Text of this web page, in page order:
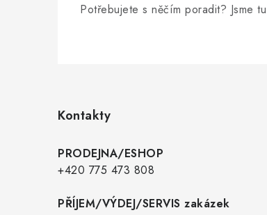
Potřebujete s něčím poradit? Jsme
Kontakty
PRODEJNA/ESHOP
+420 775 473 808
PŘÍJEM/VÝDEJ/SERVIS zakázek